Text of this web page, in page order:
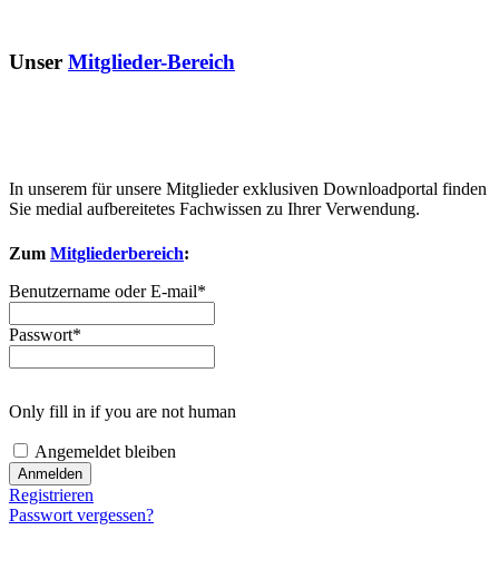
Unser Mitglieder-Bereich
In unserem für unsere Mitglieder exklusiven Downloadportal finden
Sie medial aufbereitetes Fachwissen zu Ihrer Verwendung.
Zum Mitgliederbereich:
Benutzername oder E-mail*
Passwort*
Only fill in if you are not human
Angemeldet bleiben
Registrieren
Passwort vergessen?